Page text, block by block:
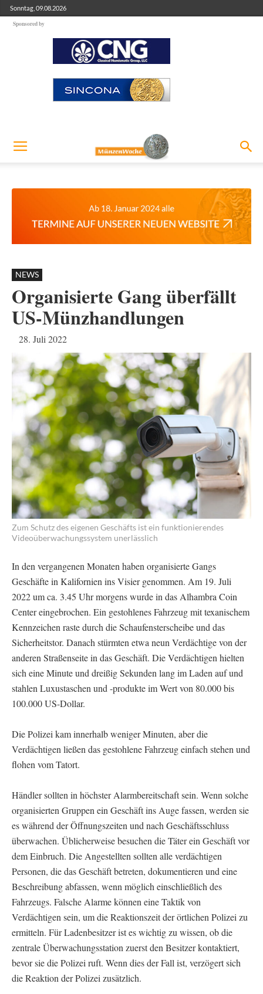
Sonntag, 09.08.2026
Sponsored by
NEWS
Organisierte Gang überfällt
US-Münzhandlungen
28. Juli 2022
Zum Schutz des eigenen Geschäfts ist ein funktionierendes
Videoüberwachungssystem unerlässlich
In den vergangenen Monaten haben organisierte Gangs
Geschäfte in Kalifornien ins Visier genommen. Am 19. Juli
2022 um ca. 3.45 Uhr morgens wurde in das Alhambra Coin
Center eingebrochen. Ein gestohlenes Fahrzeug mit texanischem
Kennzeichen raste durch die Schaufensterscheibe und das
Sicherheitstor. Danach stürmten etwa neun Verdächtige von der
anderen Straßenseite in das Geschäft. Die Verdächtigen hielten
sich eine Minute und dreißig Sekunden lang im Laden auf und
stahlen Luxustaschen und -produkte im Wert von 80.000 bis
100.000 US-Dollar.
Die Polizei kam innerhalb weniger Minuten, aber die
Verdächtigen ließen das gestohlene Fahrzeug einfach stehen und
flohen vom Tatort.
Händler sollten in höchster Alarmbereitschaft sein. Wenn solche
organisierten Gruppen ein Geschäft ins Auge fassen, werden sie
es während der Öffnungszeiten und nach Geschäftsschluss
überwachen. Üblicherweise besuchen die Täter ein Geschäft vor
dem Einbruch. Die Angestellten sollten alle verdächtigen
Personen, die das Geschäft betreten, dokumentieren und eine
Beschreibung abfassen, wenn möglich einschließlich des
Fahrzeugs. Falsche Alarme können eine Taktik von
Verdächtigen sein, um die Reaktionszeit der örtlichen Polizei zu
ermitteln. Für Ladenbesitzer ist es wichtig zu wissen, ob die
zentrale Überwachungsstation zuerst den Besitzer kontaktiert,
bevor sie die Polizei ruft. Wenn dies der Fall ist, verzögert sich
die Reaktion der Polizei zusätzlich.